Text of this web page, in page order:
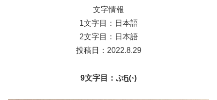
文字情報
1文字目：日本語
2文字目：日本語
投稿日：2022.8.29
9文字目：ぷҔฺ(◦)